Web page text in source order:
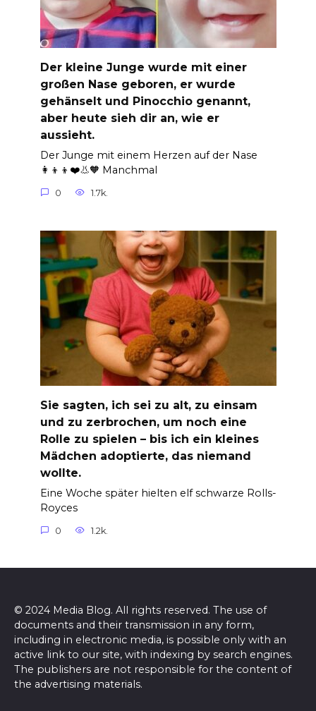
Der kleine Junge wurde mit einer
großen Nase geboren, er wurde
gehänselt und Pinocchio genannt,
aber heute sieh dir an, wie er
aussieht.
Der Junge mit einem Herzen auf der Nase
👩‍👦‍👦❤️👃🧡 Manchmal
0 1.7k.
Sie sagten, ich sei zu alt, zu einsam
und zu zerbrochen, um noch eine
Rolle zu spielen – bis ich ein kleines
Mädchen adoptierte, das niemand
wollte.
Eine Woche später hielten elf schwarze Rolls-
Royces
0 1.2k.
© 2024 Media Blog. All rights reserved. The use of
documents and their transmission in any form,
including in electronic media, is possible only with an
active link to our site, with indexing by search engines.
The publishers are not responsible for the content of
the advertising materials.